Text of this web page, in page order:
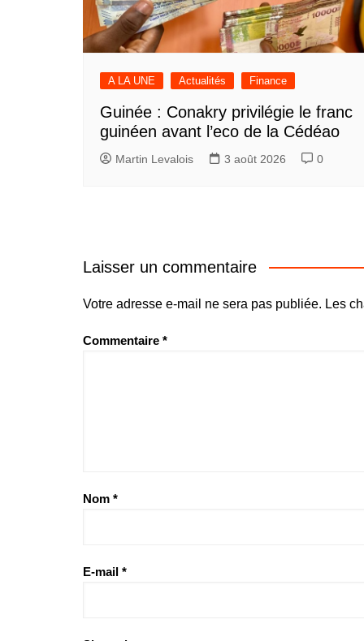
A LA UNE Actualités Finance
Guinée : Conakry privilégie le franc
guinéen avant l’eco de la Cédéao
Martin Levalois 3 août 2026 0
Laisser un commentaire
Votre adresse e-mail ne sera pas publiée. Les
Commentaire *
Nom *
E-mail *